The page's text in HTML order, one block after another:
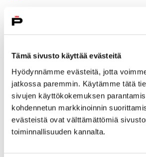
Tämä sivusto käyttää evästeitä
Hyödynnämme evästeitä, jotta
jatkossa paremmin. Käytämme tätä
sivujen käyttökokemuksen
kohdennetun markkinoinnin
evästeistä ovat välttämättömiä
toiminnallisuuden kannalta.
Maauimalan vesiliukumäki voidaan
käyttöön. Uusintanäytteissä ei